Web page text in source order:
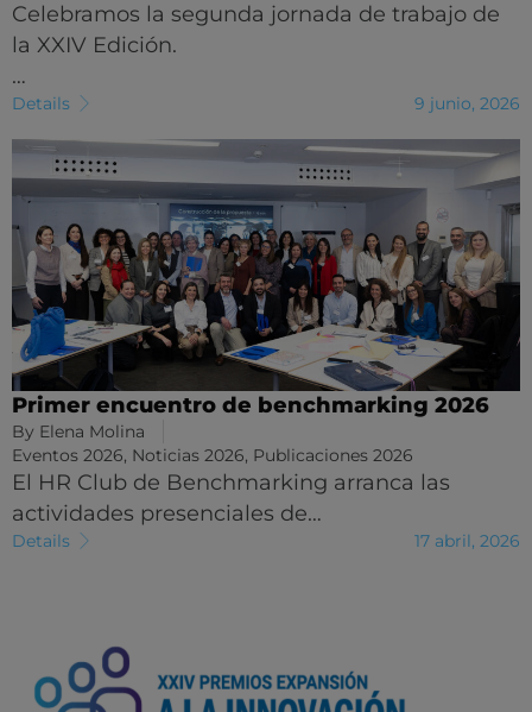
Celebramos la segunda jornada de trabajo de
la XXIV Edición.
…
Details 9 junio, 2026
Primer encuentro de benchmarking 2026
By Elena Molina
Eventos 2026, Noticias 2026, Publicaciones 2026
El HR Club de Benchmarking arranca las
actividades presenciales de…
Details 17 abril, 2026